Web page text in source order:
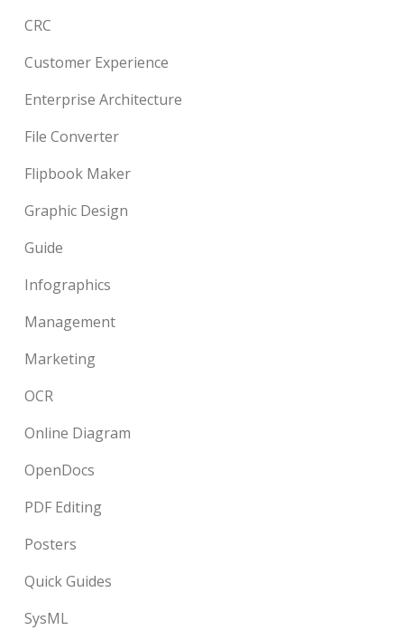
CRC
Customer Experience
Enterprise Architecture
File Converter
Flipbook Maker
Graphic Design
Guide
Infographics
Management
Marketing
OCR
Online Diagram
OpenDocs
PDF Editing
Posters
Quick Guides
SysML